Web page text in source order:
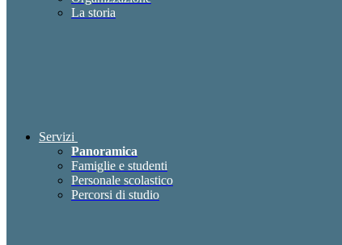
La storia
Servizi
Panoramica
Famiglie e studenti
Personale scolastico
Percorsi di studio